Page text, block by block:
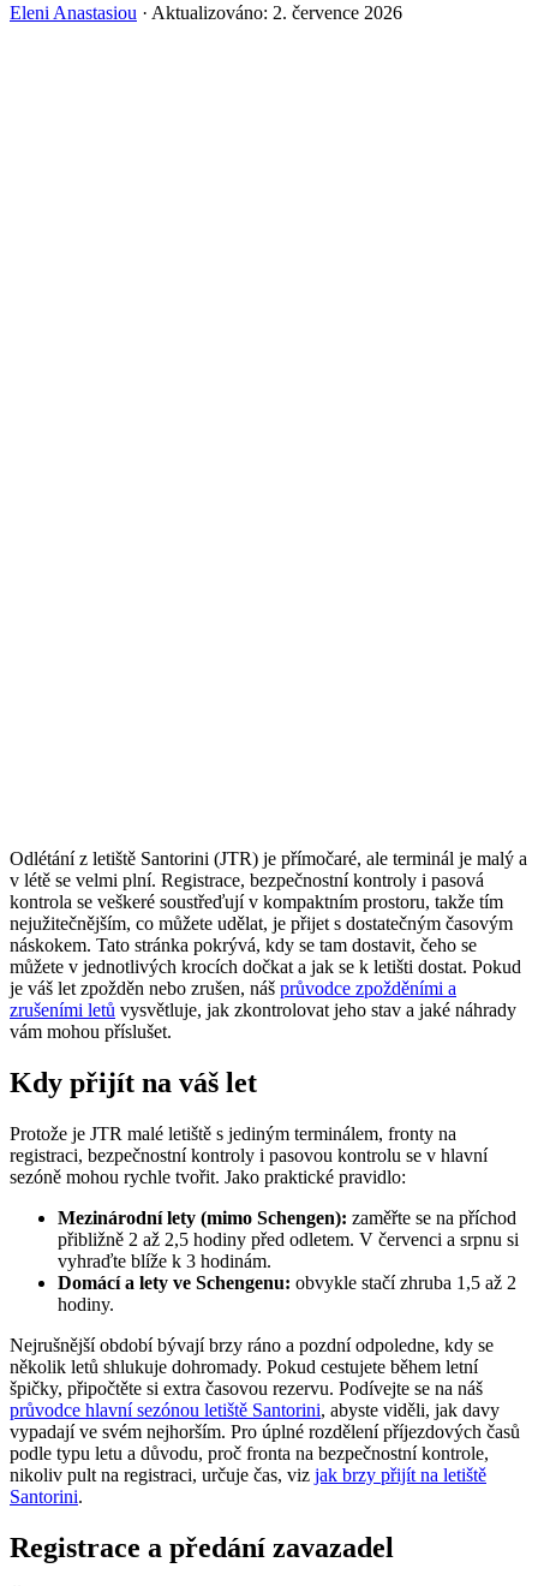
Eleni Anastasiou · Aktualizováno: 2. července 2026
Odlétání z letiště Santorini (JTR) je přímočaré, ale terminál je malý a
v létě se velmi plní. Registrace, bezpečnostní kontroly i pasová
kontrola se veškeré soustřeďují v kompaktním prostoru, takže tím
nejužitečnějším, co můžete udělat, je přijet s dostatečným časovým
náskokem. Tato stránka pokrývá, kdy se tam dostavit, čeho se
můžete v jednotlivých krocích dočkat a jak se k letišti dostat. Pokud
je váš let zpožděn nebo zrušen, náš průvodce zpožděními a
zrušeními letů vysvětluje, jak zkontrolovat jeho stav a jaké náhrady
vám mohou příslušet.
Kdy přijít na váš let
Protože je JTR malé letiště s jediným terminálem, fronty na
registraci, bezpečnostní kontroly i pasovou kontrolu se v hlavní
sezóně mohou rychle tvořit. Jako praktické pravidlo:
Mezinárodní lety (mimo Schengen): zaměřte se na příchod
přibližně 2 až 2,5 hodiny před odletem. V červenci a srpnu si
vyhraďte blíže k 3 hodinám.
Domácí a lety ve Schengenu: obvykle stačí zhruba 1,5 až 2
hodiny.
Nejrušnější období bývají brzy ráno a pozdní odpoledne, kdy se
několik letů shlukuje dohromady. Pokud cestujete během letní
špičky, připočtěte si extra časovou rezervu. Podívejte se na náš
průvodce hlavní sezónou letiště Santorini, abyste viděli, jak davy
vypadají ve svém nejhorším. Pro úplné rozdělení příjezdových časů
podle typu letu a důvodu, proč fronta na bezpečnostní kontrole,
nikoliv pult na registraci, určuje čas, viz jak brzy přijít na letiště
Santorini.
Registrace a předání zavazadel